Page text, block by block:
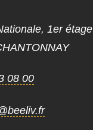
1er étage
08 00